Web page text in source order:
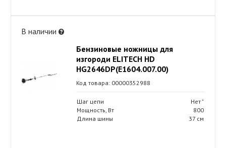
В наличии
Бензиновые ножницы для
изгороди ELITECH HD
HG2646DP(Е1604.007.00)
Код товара: 00000352988
Шаг цепи
Нет "
Мощность, Вт
800
Длина шины
37 см